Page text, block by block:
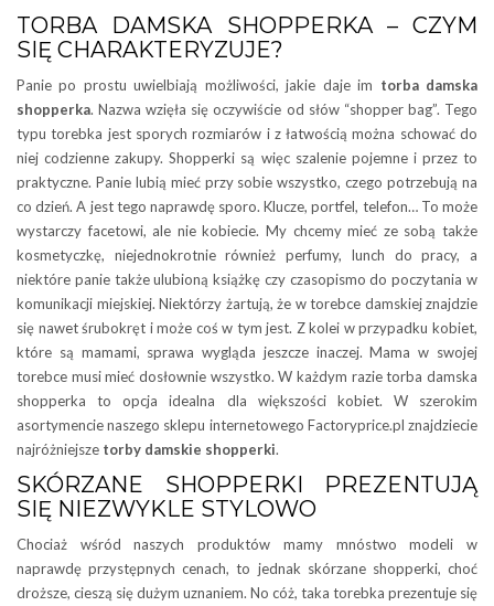
TORBA DAMSKA SHOPPERKA – CZYM
SIĘ CHARAKTERYZUJE?
Panie po prostu uwielbiają możliwości, jakie daje im torba damska
shopperka. Nazwa wzięła się oczywiście od słów “shopper bag”. Tego
typu torebka jest sporych rozmiarów i z łatwością można schować do
niej codzienne zakupy. Shopperki są więc szalenie pojemne i przez to
praktyczne. Panie lubią mieć przy sobie wszystko, czego potrzebują na
co dzień. A jest tego naprawdę sporo. Klucze, portfel, telefon… To może
wystarczy facetowi, ale nie kobiecie. My chcemy mieć ze sobą także
kosmetyczkę, niejednokrotnie również perfumy, lunch do pracy, a
niektóre panie także ulubioną książkę czy czasopismo do poczytania w
komunikacji miejskiej. Niektórzy żartują, że w torebce damskiej znajdzie
się nawet śrubokręt i może coś w tym jest. Z kolei w przypadku kobiet,
które są mamami, sprawa wygląda jeszcze inaczej. Mama w swojej
torebce musi mieć dosłownie wszystko. W każdym razie torba damska
shopperka to opcja idealna dla większości kobiet. W szerokim
asortymencie naszego sklepu internetowego Factoryprice.pl znajdziecie
najróżniejsze torby damskie shopperki.
SKÓRZANE SHOPPERKI PREZENTUJĄ
SIĘ NIEZWYKLE STYLOWO
Chociaż wśród naszych produktów mamy mnóstwo modeli w
naprawdę przystępnych cenach, to jednak skórzane shopperki, choć
droższe, cieszą się dużym uznaniem. No cóż, taka torebka prezentuje się